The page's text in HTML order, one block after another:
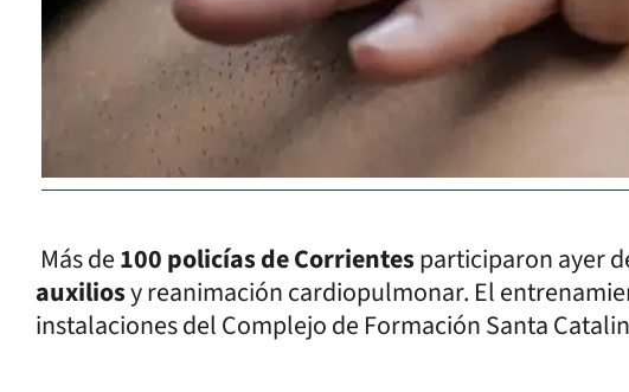
Más de100 policías de Corrientesparticiparon ayer
auxiliosy reanimación cardiopulmonar. El
instalaciones del Complejo de Formación Santa